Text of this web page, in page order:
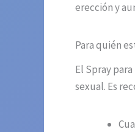
erección y
Para quién
El Spray
sexual. Es